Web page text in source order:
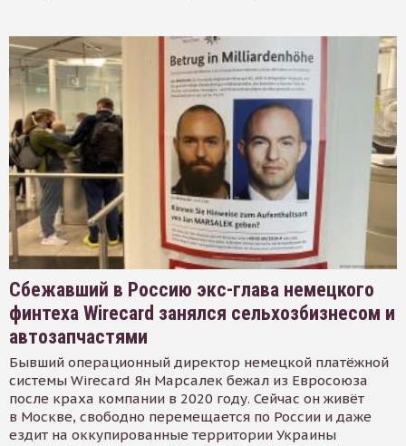
Сбежавший в Россию экс-глава немецкого
финтеха Wirecard занялся сельхозбизнесом и
автозапчастями
Бывший операционный директор немецкой платёжной
системы Wirecard Ян Марсалек бежал из Евросоюза
после краха компании в 2020 году. Сейчас он живёт
в Москве, свободно перемещается по России и даже
ездит на оккупированные территории Украины